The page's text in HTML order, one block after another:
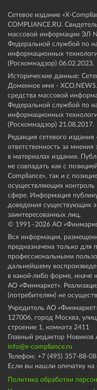
Сетевое издание «Х-
COMPLIANCE.RU.
массовой информации ЭЛ
Федеральной службой по
информационных
(Роскомнадзор) 06.02.2023.
Исторические данные:
Доменное имя -
средства массовой
Федеральной службой по
информационных
(Роскомнадзор) 21.08.2017.
Редакция сетевого издания
ответственность за
в материалах издания.
не совпадать как с
Compliance», так и с
осуществляющих контроль
сфере. Информация
доведения существующих
заинтересованных лиц.
© 1991–2026 АО
Вся информация,
предназначена только для
профессиональными
дальнейшему
в какой-либо форме, иначе
АО «Финмаркет».
(потребителям) не
Учредитель АО
127006, город Москва,
строение 1, комната 2411
Главный редактор Новиков
info@x-compliance.ru
Телефон: +7 (495) 357-88-08
Если вы нашли опечатку
Политика обработки